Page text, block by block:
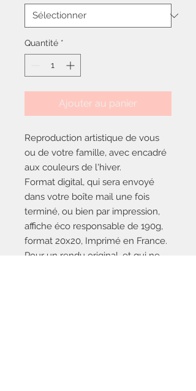
Quantité *
Ajouter au panier
Reproduction artistique de vous
ou de votre famille, avec encadré
aux couleurs de l'hiver.
Format digital, qui sera envoyé
dans votre boîte mail une fois
terminé, ou bien par impression,
affiche éco responsable de 190g,
format 20x20, Imprimé en France.
Pour un rendu original, et qui ne